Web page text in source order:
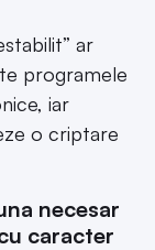
ar
programele
iar
o criptare
necesar
caracter